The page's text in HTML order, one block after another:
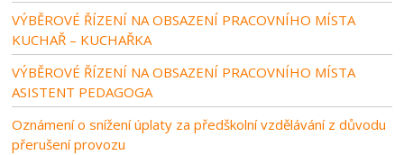
VÝBĚROVÉ ŘÍZENÍ NA OBSAZENÍ PRACOVNÍHO MÍSTA
KUCHAŘ – KUCHAŘKA
VÝBĚROVÉ ŘÍZENÍ NA OBSAZENÍ PRACOVNÍHO MÍSTA
ASISTENT PEDAGOGA
Oznámení o snížení úplaty za předškolní vzdělávání z důvodu
přerušení provozu